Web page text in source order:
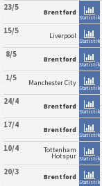
23/5 Brentford
Statistik
15/5 Liverpool
Statistik
8/5 Brentford
Statistik
1/5 Manchester City
Statistik
24/4 Brentford
Statistik
17/4 Brentford
Statistik
10/4 Tottenham
Hotspur Statistik
20/3 Brentford
Statistik